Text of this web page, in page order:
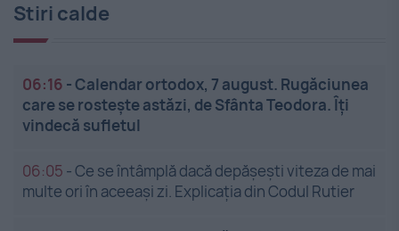
Stiri calde
06:16 -Calendar ortodox, 7 august. Rugăciunea
care se rostește astăzi, de Sfânta Teodora. Îți
vindecă sufletul
06:05 -Ce se întâmplă dacă depășești viteza de mai
multe ori în aceeași zi. Explicația din Codul Rutier